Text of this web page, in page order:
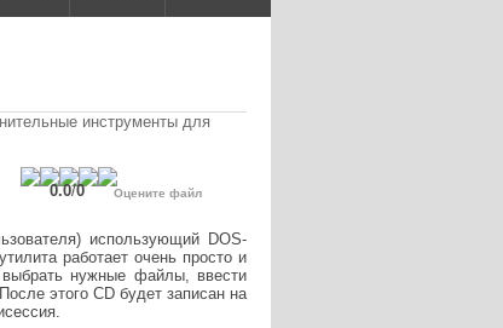
инструменты для
Оцените файл
0.0/0
использующий DOS-
работает очень просто и
нужные файлы, ввести
этого CD будет записан на